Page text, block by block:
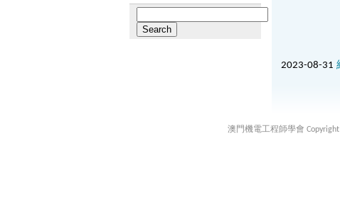
for:
2023-08-31
澳門機電工程師學會